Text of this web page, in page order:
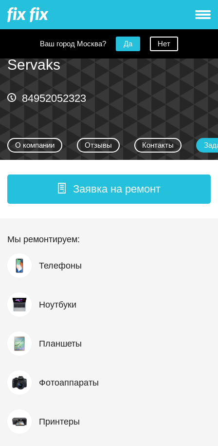
Ваш город Москва? Да Нет
Servaks
84952052323
О компании Отзывы Контакты
Заявка на ремонт
Мы ремонтируем:
Телефоны
Ноутбуки
Планшеты
Фотоаппараты
Принтеры